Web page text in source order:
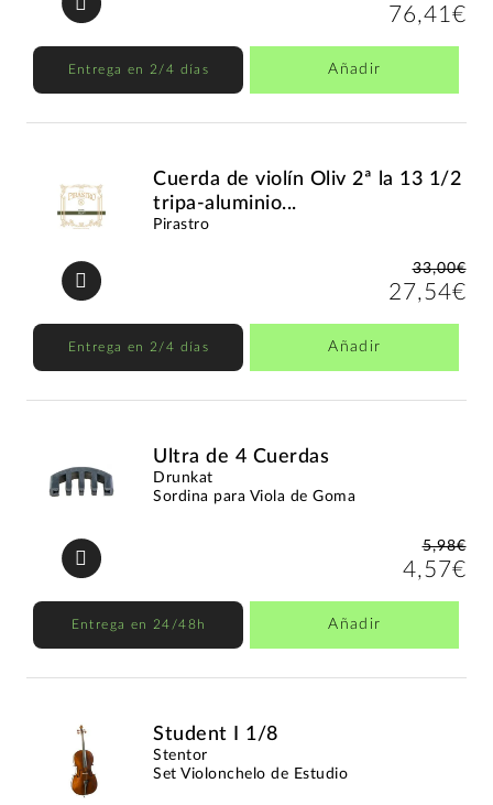
76,41€
Entrega en 2/4 días Añadir
Cuerda de violín Oliv 2ª la 13 1/2
tripa-aluminio...
Pirastro
33,00€
27,54€
Entrega en 2/4 días Añadir
Ultra de 4 Cuerdas
Drunkat
Sordina para Viola de Goma
5,98€
4,57€
Entrega en 24/48h Añadir
Student I 1/8
Stentor
Set Violonchelo de Estudio